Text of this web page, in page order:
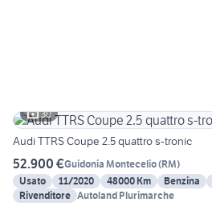
30
Audi TTRS Coupe 2.5 quattro s-tronic
52.900 €Guidonia Montecelio(RM)
Usato
11/2020 48000 Km Benzina
Rivenditore Autoland Plurimarche